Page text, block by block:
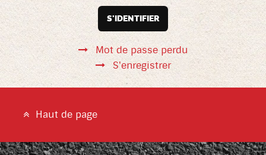
S'IDENTIFIER
Mot de passe perdu
S'enregistrer
Haut de page